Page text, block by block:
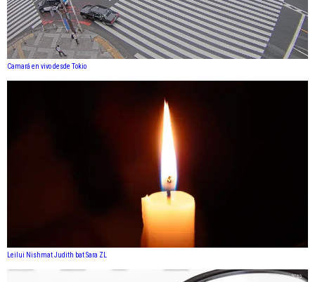
Camará en vivo desde Tokio
Leilui Nishmat Judith bat Sara ZL